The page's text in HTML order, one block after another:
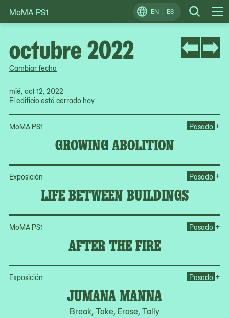
Skip
to
EN ES Search
Change
Locale
MoMA PS1
Cambiar fecha
mié, oct 12, 2022
El edificio está cerrado hoy
MoMA PS1
GROWING ABOLITION
Pasado +
Exposición
LIFE BETWEEN BUILDINGS
Pasado +
MoMA PS1
AFTER THE FIRE
Pasado +
Exposición
JUMANA MANNA
Break, Take, Erase, Tally
Pasado +
octubre 2022